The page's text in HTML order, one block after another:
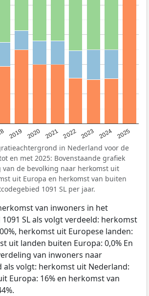
2019 2020 2021 2022 2023 2024 2025
in Nederland voor de
en met 2025: Bovenstaande grafiek
de bevolking naar herkomst uit
uit Europa en herkomst van buiten
1091 SL per jaar.
van inwoners in het
SL als volgt verdeeld: herkomst
herkomst uit Europese landen:
uit landen buiten Europa: 0,0% En
van inwoners naar
als volgt: herkomst uit Nederland:
Europa: 16% en herkomst van